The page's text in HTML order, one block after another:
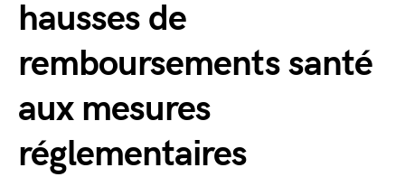
hausses de
remboursements santé
aux mesures
réglementaires